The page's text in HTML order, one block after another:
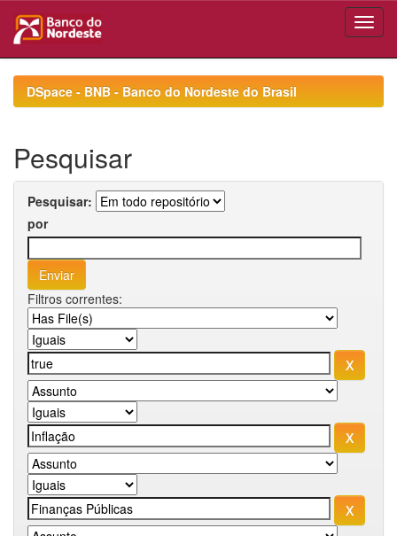
navigationDSpace - BNB - Banco do Nordeste do Brasil
Pesquisar
Pesquisar:
por
Filtros correntes: